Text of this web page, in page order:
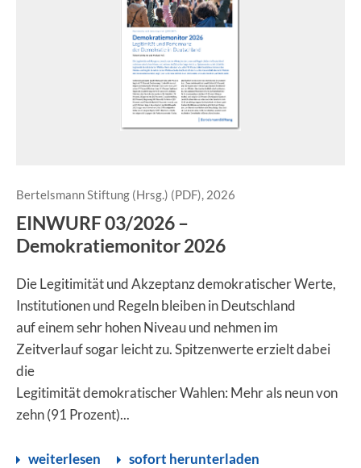
Bertelsmann Stiftung (Hrsg.) (PDF), 2026
EINWURF 03/2026 –
Demokratiemonitor 2026
Die Legitimität und Akzeptanz demokratischer Werte,
Institutionen und Regeln bleiben in Deutschland
auf einem sehr hohen Niveau und nehmen im
Zeitverlauf sogar leicht zu. Spitzenwerte erzielt dabei
die
Legitimität demokratischer Wahlen: Mehr als neun von
zehn (91 Prozent)...
weiterlesen sofort herunterladen